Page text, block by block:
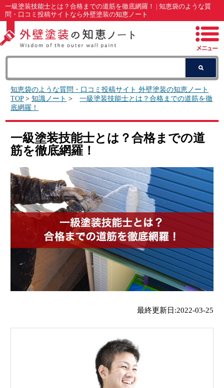
一級塗装技能士とは？合格までの道筋を徹底網羅！ | 知恵袋のような質
問・口コミ投稿サイトなら外壁塗装の知恵ノート
知恵袋のような質問・口コミ投稿サイト 外壁塗装の知恵ノート
TOP>知識ノート >
一級塗装技能士とは？合格までの道筋を徹
底網羅！
一級塗装技能士とは？合格までの道
筋を徹底網羅！
最終更新日:2022-03-25